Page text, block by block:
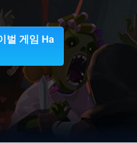
벌 게임 На